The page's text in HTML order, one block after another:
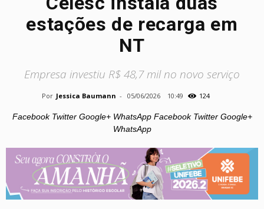
estações de recarga em
NT
Empresa investiu R$ 48,7 mil no novo serviço
Por Jessica Baumann - 05/06/2026 10:49 124
Facebook Twitter Google+ WhatsApp Facebook Twitter Google+
WhatsApp